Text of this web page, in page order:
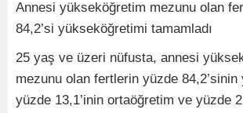
Annesi yükseköğretim mezunu olan
84,2’si yükseköğretimi tamamladı
25 yaş ve üzeri nüfusta, annesi
mezunu olan fertlerin yüzde
yüzde 13,1’inin ortaöğretim ve yüzde